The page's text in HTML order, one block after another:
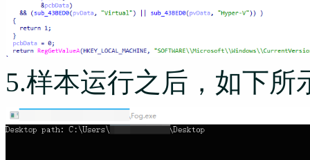
5.样本运行之后，如下所